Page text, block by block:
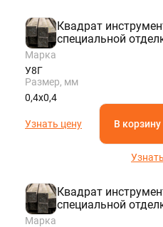
Квадрат
специальной
Марка
У8Г
Размер, мм
0,4х0,4
Узнать цену В корзину
Квадрат
специальной
Марка